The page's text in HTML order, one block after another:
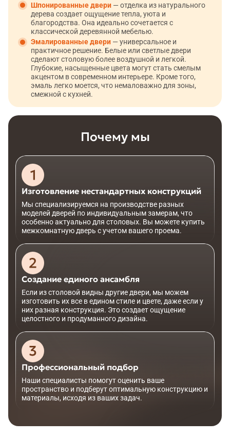
Шпонированные двери — отделка из натурального
дерева создает ощущение тепла, уюта и
благородства. Она идеально сочетается с
классической деревянной мебелью.
Эмалированные двери — универсальное и
практичное решение. Белые или светлые двери
сделают столовую более воздушной и легкой.
Глубокие, насыщенные цвета могут стать смелым
акцентом в современном интерьере. Кроме того,
эмаль легко моется, что немаловажно для зоны,
смежной с кухней.
Почему мы
Изготовление нестандартных конструкций
Мы специализируемся на производстве разных
моделей дверей по индивидуальным замерам, что
особенно актуально для столовых. Вы можете купить
межкомнатную дверь с учетом вашего проема.
Создание единого ансамбля
Если из столовой видны другие двери, мы можем
изготовить их все в едином стиле и цвете, даже если у
них разная конструкция. Это создает ощущение
целостного и продуманного дизайна.
Профессиональный подбор
Наши специалисты помогут оценить ваше
пространство и подберут оптимальную конструкцию и
материалы, исходя из ваших задач.